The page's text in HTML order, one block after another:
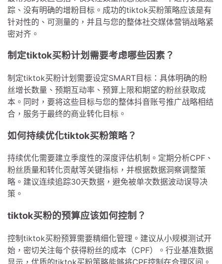
踪、没有明确的增粉目标。成功的tiktok买粉策略应该是有
针对性的、可测量的，并且与您的整体社交媒体营销战略紧
密对齐。
制定tiktok买粉计划需要考虑哪些因素？
制定tiktok买粉计划需要设定SMART目标：具体明确的粉
丝增长数量、预期互动率、预算上限和期望的粉丝获取成
本。同时，要将这些目标与您的整体抖音账号推广战略相结
合，服务于最终的商业转化目标。
如何持续优化tiktok买粉策略？
持续优化需要建立季度性的深度评估机制。定期分析CPF、
粉丝质量和转化贡献等关键指标，并根据数据洞察调整策
略。建议连续追踪30天数据，避免被单次数据波动误导决
策。
tiktok买粉的预算应该如何控制？
控制tiktok买粉预算需要精细化管理。建议从小规模测试开
始，密切关注每个获得粉丝的成本（CPF）。行业基准数据
显示，优质的tiktok买粉策略能够将CPF控制在合理区间。